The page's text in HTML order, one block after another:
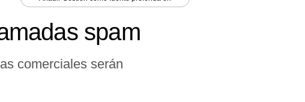
spam
comerciales serán